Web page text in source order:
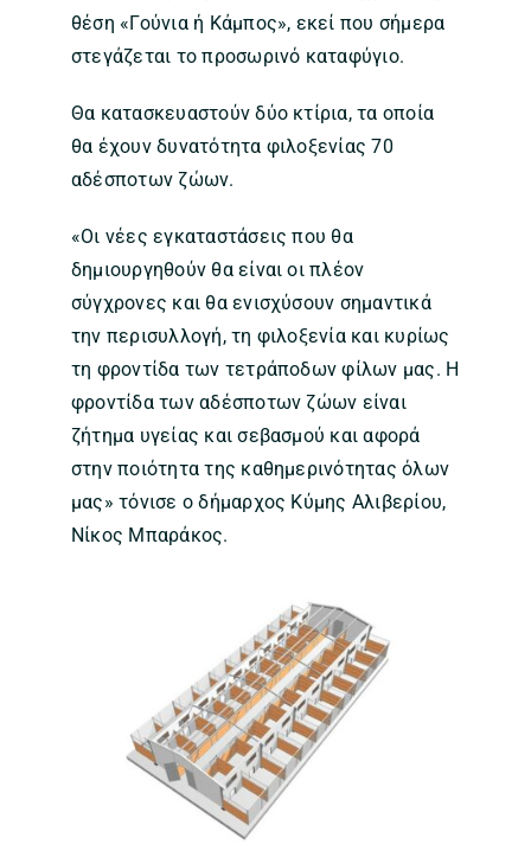
θέση «Γούνια ή Κάμπος», εκεί που σήμερα
στεγάζεται το προσωρινό καταφύγιο.
Θα κατασκευαστούν δύο κτίρια, τα οποία
θα έχουν δυνατότητα φιλοξενίας 70
αδέσποτων ζώων.
«Οι νέες εγκαταστάσεις που θα
δημιουργηθούν θα είναι οι πλέον
σύγχρονες και θα ενισχύσουν σημαντικά
την περισυλλογή, τη φιλοξενία και κυρίως
τη φροντίδα των τετράποδων φίλων μας. Η
φροντίδα των αδέσποτων ζώων είναι
ζήτημα υγείας και σεβασμού και αφορά
στην ποιότητα της καθημερινότητας όλων
μας» τόνισε ο δήμαρχος Κύμης Αλιβερίου,
Νίκος Μπαράκος.